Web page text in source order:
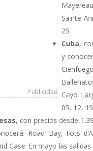
Publicidad
Sainte-
25.
Cuba,
y
Cayo
05, 12,
, con precios desde
Road Bay, Ilots
Case. En mayo las